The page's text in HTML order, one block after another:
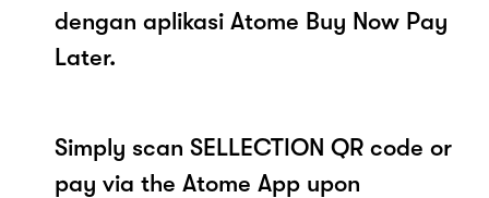
dengan aplikasi Atome Buy Now Pay
Later.
Simply scan SELLECTION QR code or
pay via the Atome App upon